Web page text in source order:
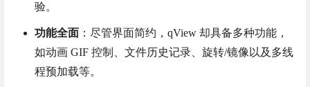
验。
功能全面 ：尽管界面简约，qView 却具备多种功能，
如动画 GIF 控制、文件历史记录、旋转/镜像以及多线
程预加载等。